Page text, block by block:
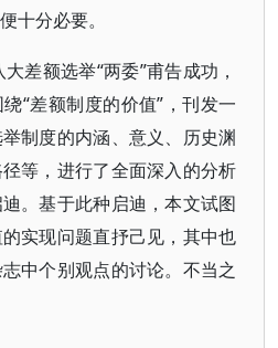
十分必要。
差额选举“两委”甫告成功，
“差额制度的价值”，刊发一
制度的内涵、意义、历史渊
等，进行了全面深入的分析
。基于此种启迪，本文试图
实现问题直抒己见，其中也
中个别观点的讨论。不当之